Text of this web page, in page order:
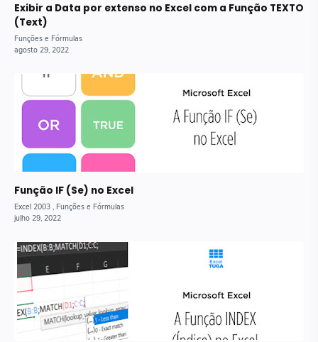
Exibir a Data por extenso no Excel com a Função TEXTO
(Text)
Função IF (Se) no Excel